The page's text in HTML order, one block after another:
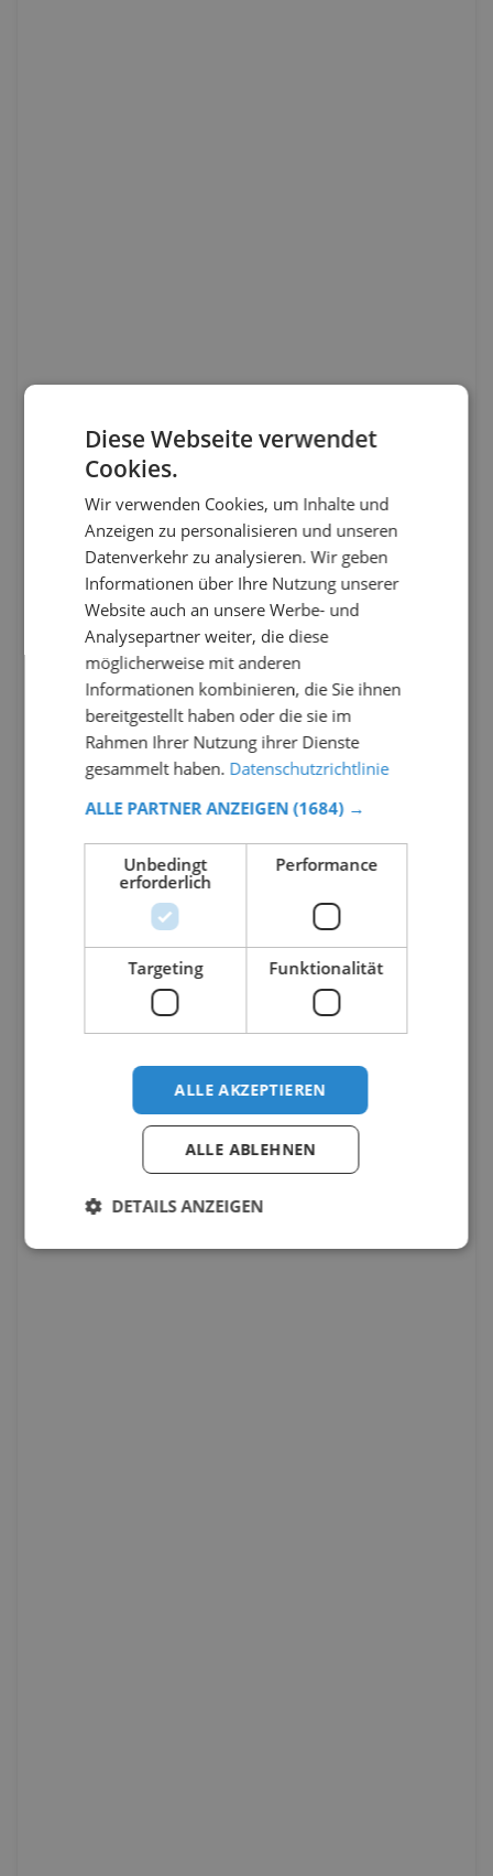
Diese Webseite verwendet
Cookies.
Wir verwenden Cookies, um Inhalte und
Anzeigen zu personalisieren und unseren
Datenverkehr zu analysieren. Wir geben
Informationen über Ihre Nutzung unserer
Website auch an unsere Werbe- und
Analysepartner weiter, die diese
möglicherweise mit anderen
Informationen kombinieren, die Sie ihnen
bereitgestellt haben oder die sie im
Rahmen Ihrer Nutzung ihrer Dienste
gesammelt haben. Datenschutzrichtlinie
ALLE PARTNER ANZEIGEN (1684) →
Unbedingt
erforderlich
Performance
Targeting Funktionalität
ALLE AKZEPTIEREN
ALLE ABLEHNEN
DETAILS ANZEIGEN